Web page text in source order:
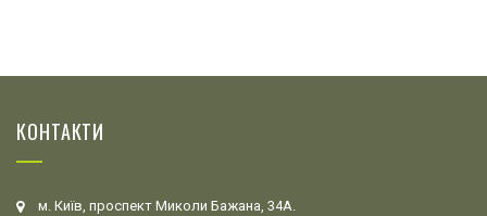
КОНТАКТИ
м. Київ, проспект Миколи Бажана, 34А.